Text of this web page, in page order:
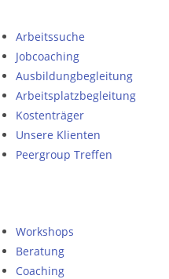
Arbeitssuche
Jobcoaching
Ausbildungbegleitung
Arbeitsplatzbegleitung
Kostenträger
Unsere Klienten
Peergroup Treffen
Workshops
Beratung
Coaching